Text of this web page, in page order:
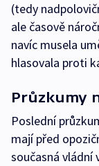
(tedy
ale časově
navíc musela
hlasovala proti
Průzkumy
Poslední
mají před
současná vládní